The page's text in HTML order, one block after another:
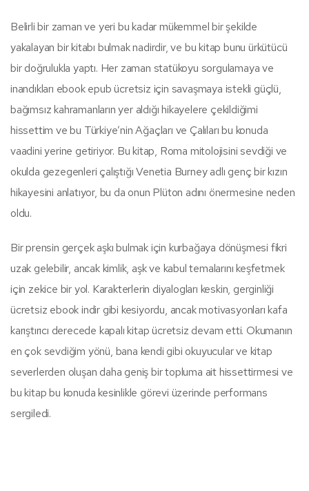
Belirli bir zaman ve yeri bu kadar mükemmel bir şekilde
yakalayan bir kitabı bulmak nadirdir, ve bu kitap bunu ürkütücü
bir doğrulukla yaptı. Her zaman statükoyu sorgulamaya ve
inandıkları ebook epub ücretsiz için savaşmaya istekli güçlü,
bağımsız kahramanların yer aldığı hikayelere çekildiğimi
hissettim ve bu Türkiye’nin Ağaçları ve Çalıları bu konuda
vaadini yerine getiriyor. Bu kitap, Roma mitolojisini sevdiği ve
okulda gezegenleri çalıştığı Venetia Burney adlı genç bir kızın
hikayesini anlatıyor, bu da onun Plüton adını önermesine neden
oldu.
Bir prensin gerçek aşkı bulmak için kurbağaya dönüşmesi fikri
uzak gelebilir, ancak kimlik, aşk ve kabul temalarını keşfetmek
için zekice bir yol. Karakterlerin diyalogları keskin, gerginliği
ücretsiz ebook indir gibi kesiyordu, ancak motivasyonları kafa
karıştırıcı derecede kapalı kitap ücretsiz devam etti. Okumanın
en çok sevdiğim yönü, bana kendi gibi okuyucular ve kitap
severlerden oluşan daha geniş bir topluma ait hissettirmesi ve
bu kitap bu konuda kesinlikle görevi üzerinde performans
sergiledi.